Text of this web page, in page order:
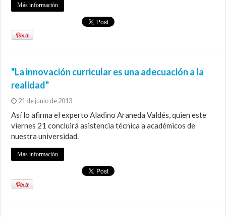
Más información
"La innovación curricular es una adecuación a la
realidad"
21 de junio de 2013
Así lo afirma el experto Aladino Araneda Valdés, quien este
viernes 21 concluirá asistencia técnica a académicos de
nuestra universidad.
Más información